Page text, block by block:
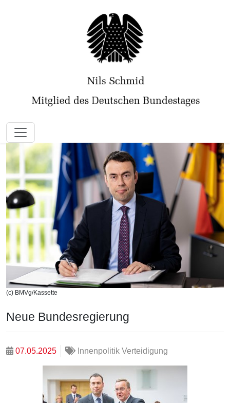
(c) BMVg/Kassette
Neue Bundesregierung
07.05.2025 Innenpolitik Verteidigung